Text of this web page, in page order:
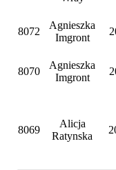
8072
Agnieszka
Imgront
8070
Agnieszka
Imgront
8069
Alicja
Ratynska